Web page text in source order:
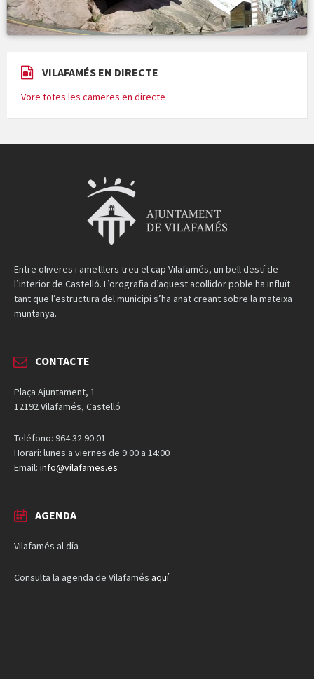
VILAFAMÉS EN DIRECTE
Vore totes les cameres en directe
Entre oliveres i ametllers treu el cap Vilafamés, un bell destí de
l’interior de Castelló. L’orografia d’aquest acollidor poble ha influït
tant que l’estructura del municipi s’ha anat creant sobre la mateixa
muntanya.
CONTACTE
Plaça Ajuntament, 1
12192 Vilafamés, Castelló
Teléfono: 964 32 90 01
Horari: lunes a viernes de 9:00 a 14:00
Email: info@vilafames.es
AGENDA
Vilafamés al día
Consulta la agenda de Vilafamés aquí